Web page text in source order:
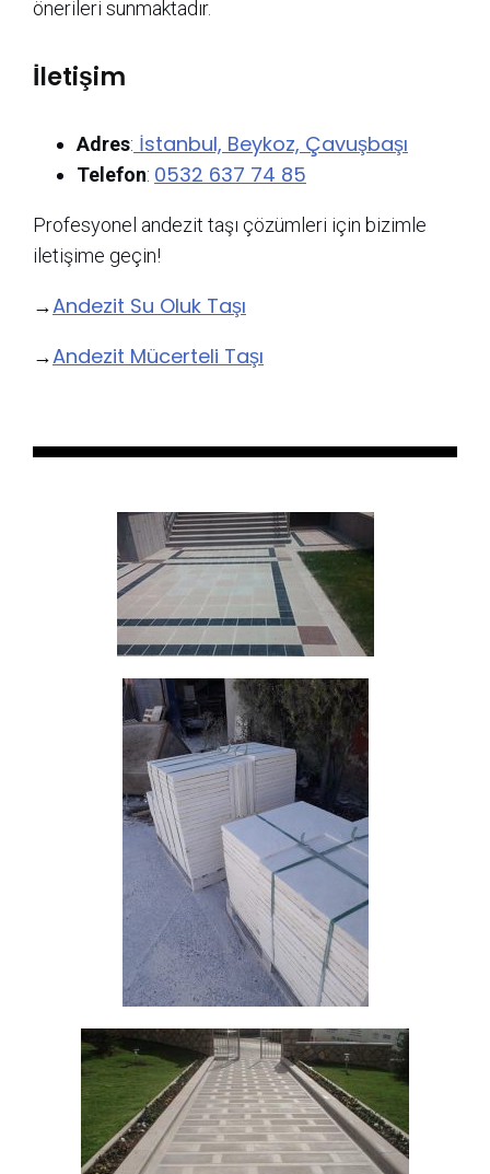
önerileri sunmaktadır.
İletişim
Adres: İstanbul, Beykoz, Çavuşbaşı
Telefon: 0532 637 74 85
Profesyonel andezit taşı çözümleri için bizimle
iletişime geçin!
→Andezit Su Oluk Taşı
→Andezit Mücerteli Taşı